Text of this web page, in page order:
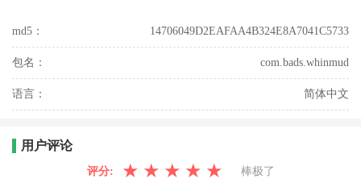
md5： 14706049D2EAFAA4B324E8A7041C5733
包名： com.bads.whinmud
语言： 简体中文
用户评论
评分: ★ ★ ★ ★ ★ 棒极了